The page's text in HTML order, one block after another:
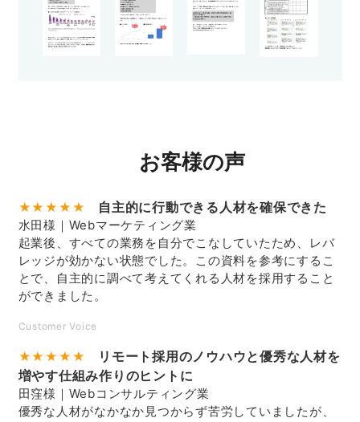
お客様の声
★★★★★ 自主的に行動できる人材を確保できた
水田様｜Webマーケティング業
起業後、すべての業務を自分でこなしていたため、レバ
レッジが効かない状態でした。この資料を参考にするこ
とで、自主的に調べて考えてくれる人材を採用すること
ができました。
Customer Voice
★★★★★
リモート採用のノウハウと優秀な人材を
増やす仕組み作りのヒントに
田窪様｜Webコンサルティング業
優秀な人材がなかなか見つからず苦労していましたが、